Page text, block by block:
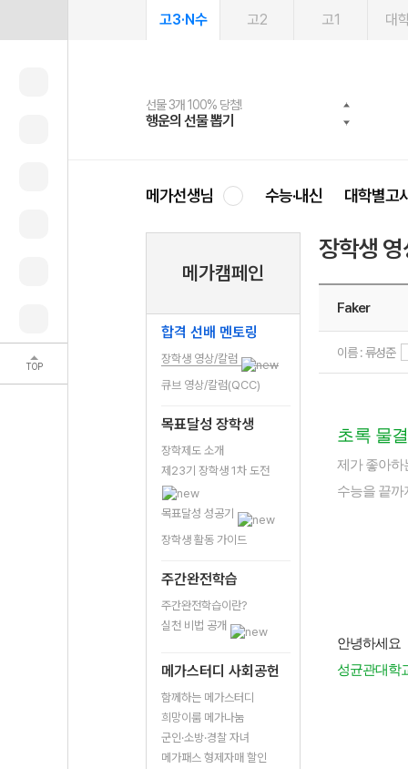
TOP
고3·N수 고2 고1 대
선물 3개 100% 당첨!
행운의 선물 뽑기
선물 100% 증정!
메가스터디 X 올리브
2027 러셀 단과
강사 공개선발
스마트러닝앱
설문 EVENT
메가패스
3일 무료 체험권
메가패스 수강생 무료혜택!
메가클럽 멤버십
사회공헌 캠페인
희망이룸 메가나눔
메가선생님 수능·내신 대학별고
메가캠페인
합격 선배 멘토링
장학생 영상/칼럼
큐브 영상/칼럼(QCC)
목표달성 장학생
장학제도 소개
제23기 장학생 1차 도전
목표달성 성공기
장학생 활동 가이드
주간완전학습
주간완전학습이란?
실천 비법 공개
메가스터디 사회공헌
함께하는 메가스터디
희망이룸 메가나눔
군인·소방·경찰 자녀
메가패스 형제자매 할인
장학생
Faker
이름 : 류성준
초록 물
제가 좋아하
수능을 끝까
안녕하세요
성균관대학